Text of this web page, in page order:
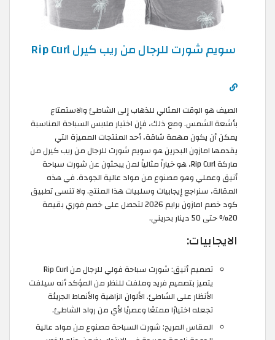
سويم شورت للرجال من ريب كيرل Rip Curl
الصيف هو الوقت المثالي للذهاب إلى الشاطئ والاستمتاع
بأشعة الشمس. ومع ذلك، فإن اختيار ملابس السباحة المناسبة
يمكن أن يكون مهمة شاقة، أحد المنتجات المميزة التي
يقدمها امازون البحرين هو سويم شورت للرجال من ريب كيرل من
ماركة Rip Curl، هو خياراً مثالياً لمن يبحثون عن شورت سباحة
أنيق وعملي وهو مصنوع من مواد عالية الجودة. في هذه
المقالة، سنراجع إيجابيات وسلبيات هذا المنتج. ولا تنسى تطبيق
كود خصم امازون برايم 2026 لتحصل على خصم فوري بقيمة
20% حتى 50 دينار بحريني.
الايجابيات:
تصميم أنيق: شورت سباحة فولي للرجال من Rip Curl
يتميز بتصميم فريد وملفت للنظر من المؤكد أنه سيلفت
الأنظار على الشاطئ. الألوان الزاهية والأنماط الجريئة
تجعله اختيارًا ممتعًا وعصريًا لأي من رواد الشاطئ.
المقاس المريح: شورت السباحة مصنوع من مواد عالية